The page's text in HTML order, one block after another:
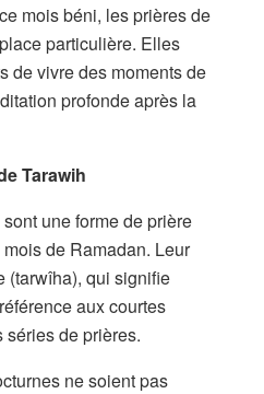
mois béni, les prières de
particulière. Elles
de vivre des moments de
profonde après la
Tarawih
une forme de prière
de Ramadan. Leur
(tarwîha), qui signifie
aux courtes
de prières.
ne soient pas